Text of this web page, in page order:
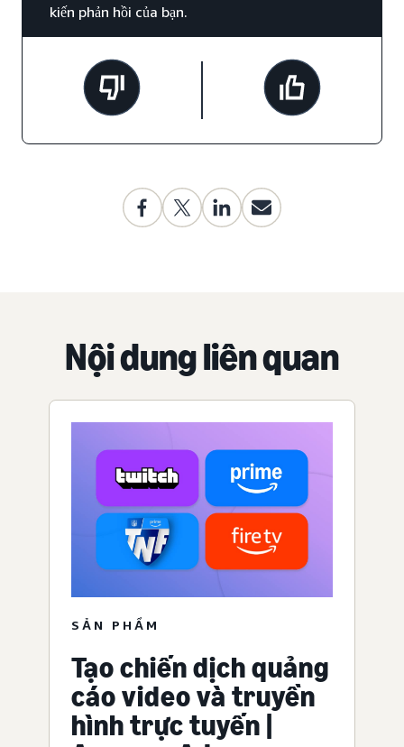
kiến phản hồi của bạn.
Nội dung liên quan
SẢN PHẨM
Tạo chiến dịch quảng
cáo video và truyền
hình trực tuyến |